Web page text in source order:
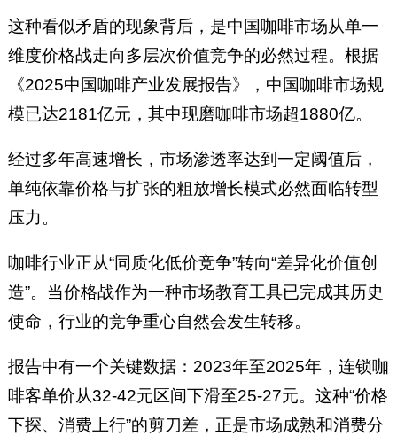
这种看似矛盾的现象背后，是中国咖啡市场从单一
维度价格战走向多层次价值竞争的必然过程。根据
《2025中国咖啡产业发展报告》，中国咖啡市场规
模已达2181亿元，其中现磨咖啡市场超1880亿。
经过多年高速增长，市场渗透率达到一定阈值后，
单纯依靠价格与扩张的粗放增长模式必然面临转型
压力。
咖啡行业正从“同质化低价竞争”转向“差异化价值创
造”。当价格战作为一种市场教育工具已完成其历史
使命，行业的竞争重心自然会发生转移。
报告中有一个关键数据：2023年至2025年，连锁咖
啡客单价从32-42元区间下滑至25-27元。这种“价格
下探、消费上行”的剪刀差，正是市场成熟和消费分